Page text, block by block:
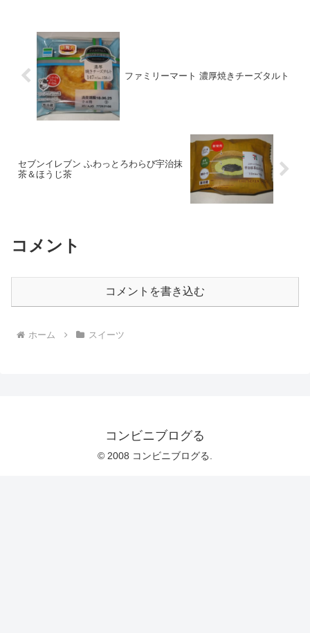
ファミリーマート 濃厚焼きチーズタルト
セブンイレブン ふわっとろわらび宇治抹
茶＆ほうじ茶
コメント
コメントを書き込む
ホーム スイーツ
コンビニブログる
© 2008 コンビニブログる.